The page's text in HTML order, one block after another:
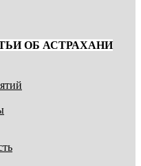
ОБ АСТРАХАНИ